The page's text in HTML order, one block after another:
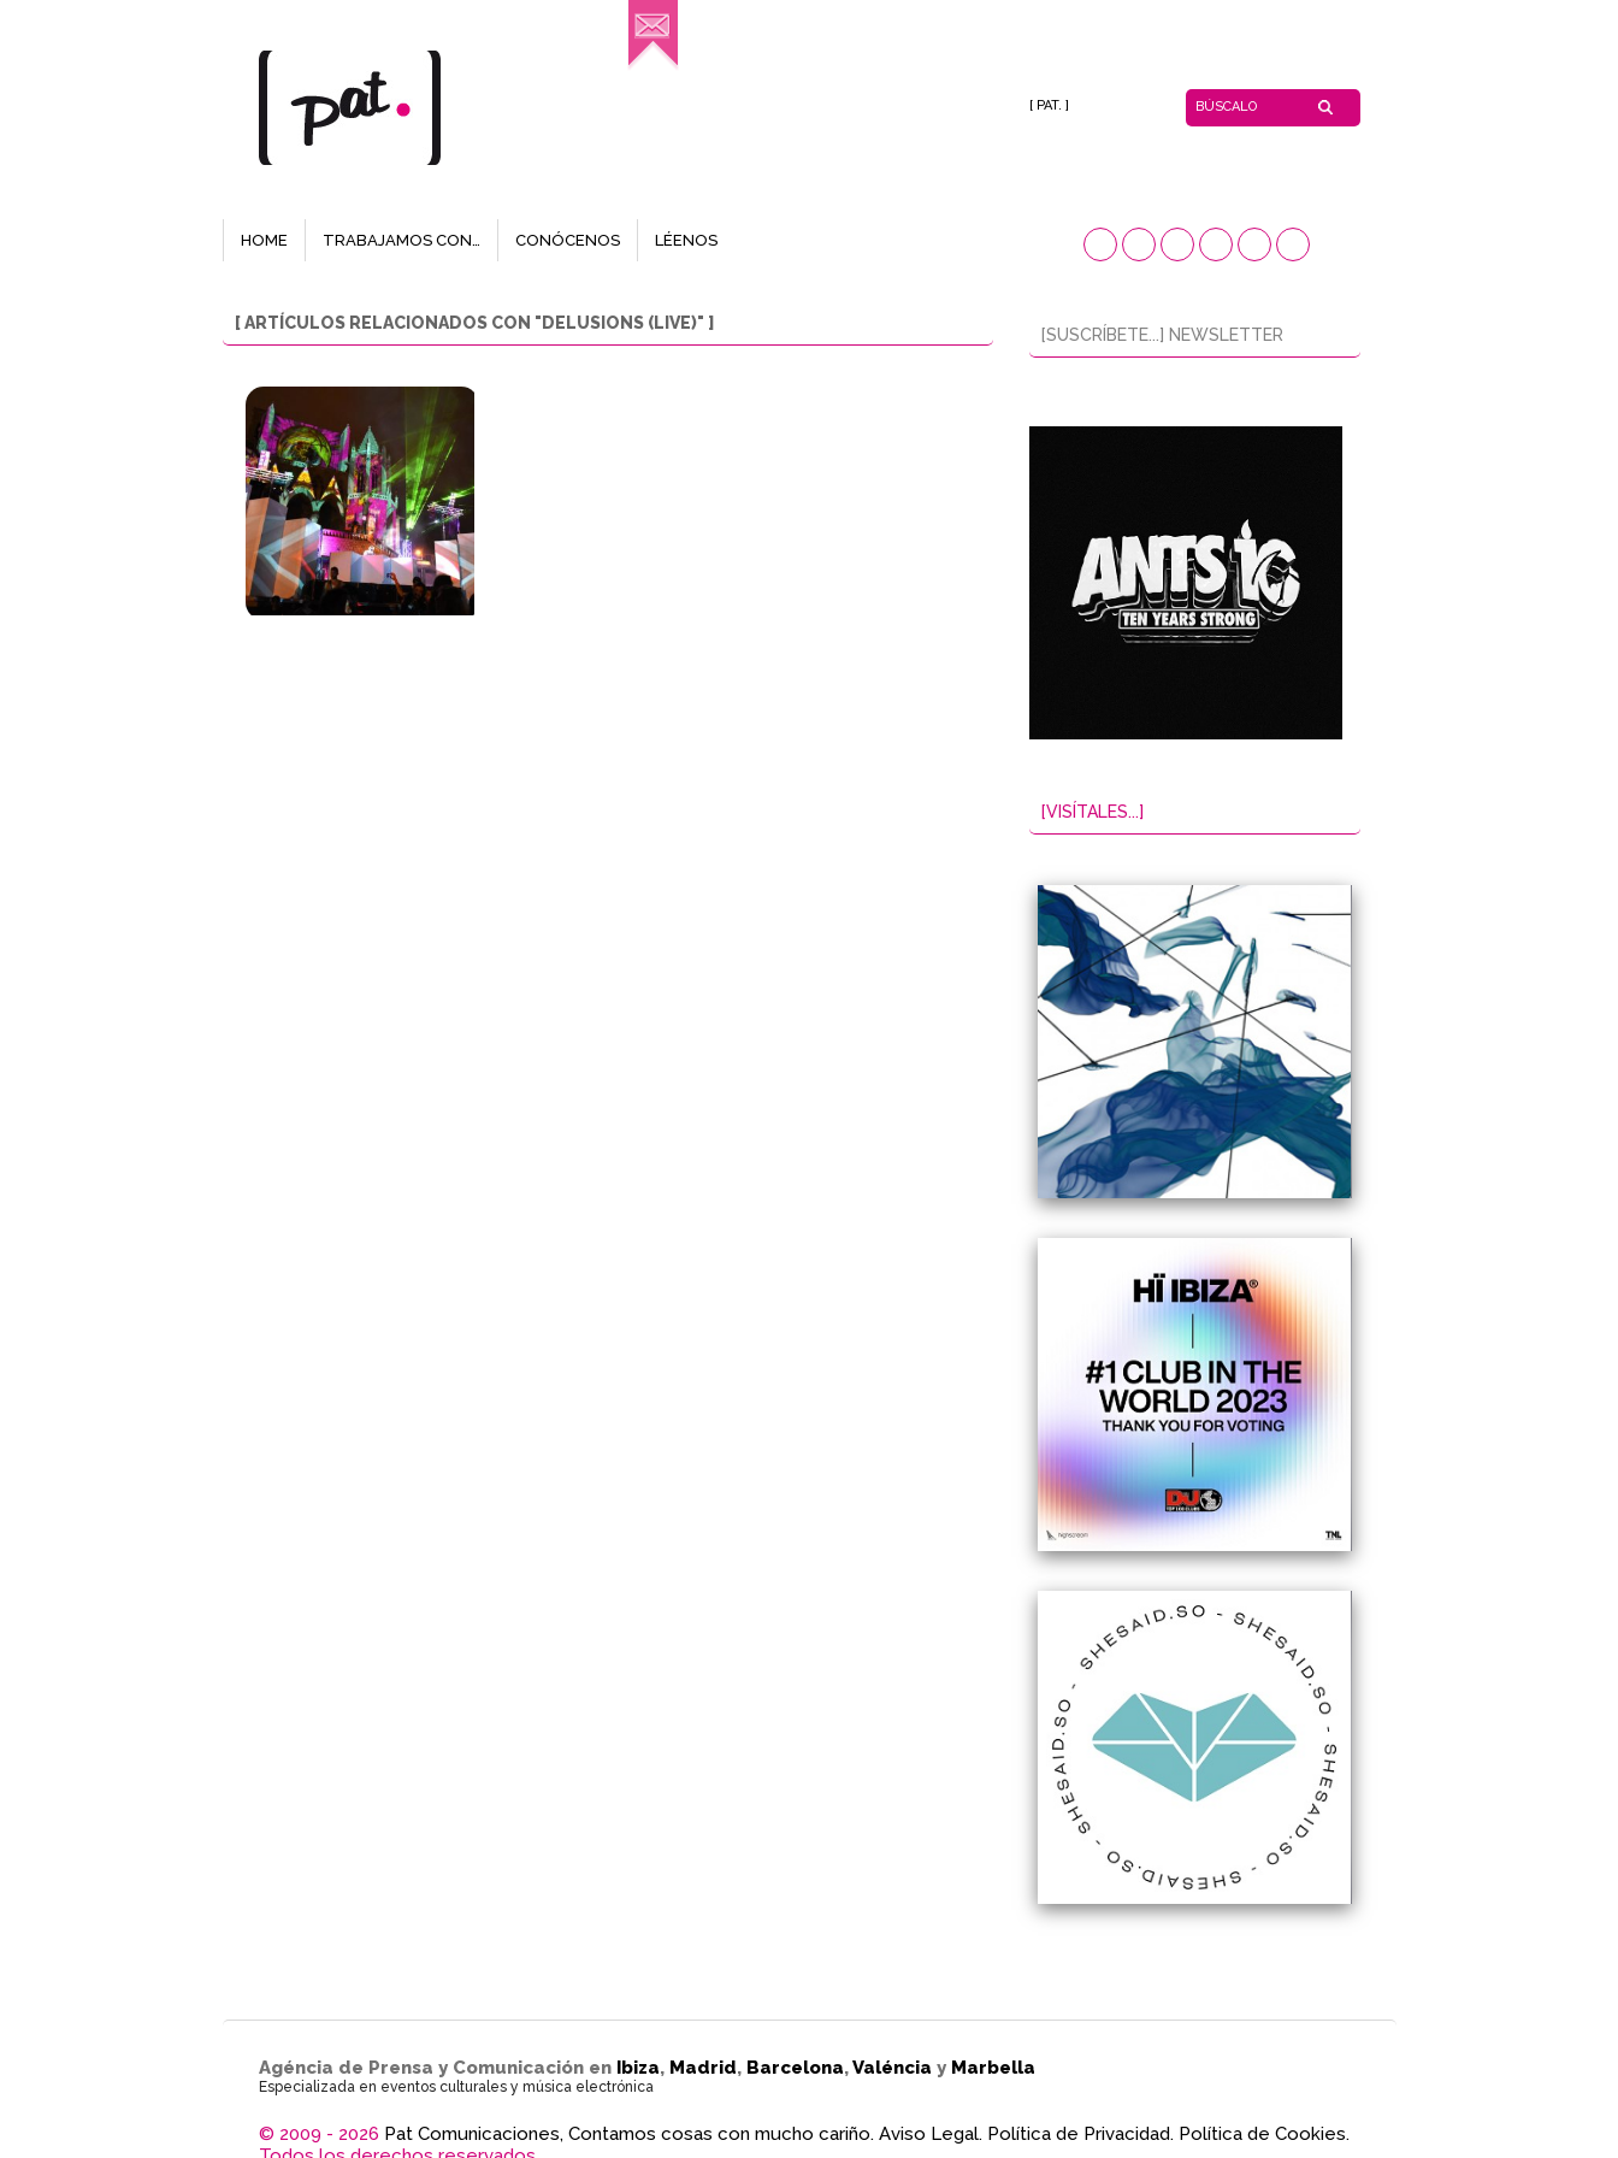
[ PAT. ]
HOME TRABAJAMOS CON… CONÓCENOS LÉENOS
[ ARTÍCULOS RELACIONADOS CON "DELUSIONS (LIVE)" ]
[SUSCRÍBETE...] NEWSLETTER
[VISÍTALES...]
Agéncia de Prensa y Comunicación en Ibiza, Madrid, Barcelona,Valéncia y Marbella
Especializada en eventos culturales y música electrónica
© 2009 - 2026 Pat Comunicaciones, Contamos cosas con mucho cariño. Aviso Legal. Política de Privacidad. Política de Cookies.